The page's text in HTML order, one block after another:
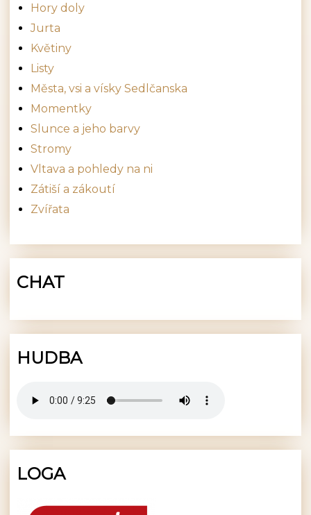
Hory doly
Jurta
Květiny
Listy
Města, vsi a vísky Sedlčanska
Momentky
Slunce a jeho barvy
Stromy
Vltava a pohledy na ni
Zátiší a zákoutí
Zvířata
CHAT
HUDBA
LOGA